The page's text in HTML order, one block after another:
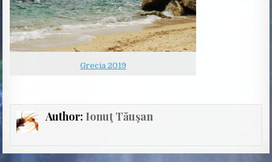
Grecia 2019
Author: Ionuţ Tăuşan